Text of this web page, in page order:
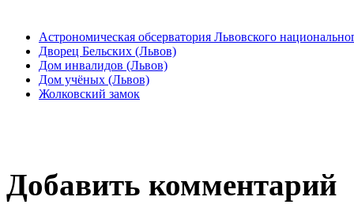
Астрономическая обсерватория Львовского
Дворец Бельских (Львов)
Дом инвалидов (Львов)
Дом учёных (Львов)
Жолковский замок
Добавить комментарий